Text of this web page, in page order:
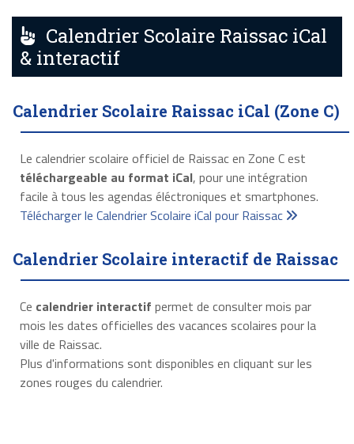
Calendrier Scolaire Raissac iCal
& interactif
Calendrier Scolaire Raissac iCal (Zone C)
Le calendrier scolaire officiel de Raissac en Zone C est
téléchargeable au format iCal, pour une intégration
facile à tous les agendas éléctroniques et smartphones.
Télécharger le Calendrier Scolaire iCal pour Raissac
Calendrier Scolaire interactif de Raissac
Ce calendrier interactif permet de consulter mois par
mois les dates officielles des vacances scolaires pour la
ville de Raissac.
Plus d'informations sont disponibles en cliquant sur les
zones rouges du calendrier.